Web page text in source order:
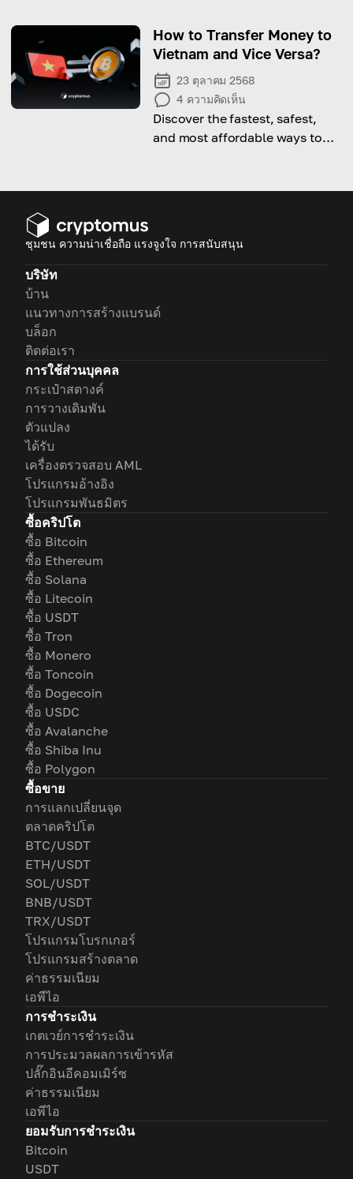
How to Transfer Money to
Vietnam and Vice Versa?
23 ตุลาคม 2568
4 ความคิดเห็น
Discover the fastest, safest,
and most affordable ways to
countries.
ชุมชน ความน่าเชื่อถือ แรงจูงใจ การสนับสนุน
บริษัท
บ้าน
แนวทางการสร้างแบรนด์
บล็อก
ติดต่อเรา
การใช้ส่วนบุคคล
กระเป๋าสตางค์
การวางเดิมพัน
ตัวแปลง
ได้รับ
เครื่องตรวจสอบ AML
โปรแกรมอ้างอิง
โปรแกรมพันธมิตร
ซื้อคริปโต
ซื้อ Bitcoin
ซื้อ Ethereum
ซื้อ Solana
ซื้อ Litecoin
ซื้อ USDT
ซื้อ Tron
ซื้อ Monero
ซื้อ Toncoin
ซื้อ Dogecoin
ซื้อ USDC
ซื้อ Avalanche
ซื้อ Shiba Inu
ซื้อ Polygon
ซื้อขาย
การแลกเปลี่ยนจุด
ตลาดคริปโต
BTC/USDT
ETH/USDT
SOL/USDT
BNB/USDT
TRX/USDT
โปรแกรมโบรกเกอร์
โปรแกรมสร้างตลาด
ค่าธรรมเนียม
เอพีไอ
การชำระเงิน
เกตเวย์การชำระเงิน
การประมวลผลการเข้ารหัส
ปลั๊กอินอีคอมเมิร์ซ
ค่าธรรมเนียม
เอพีไอ
ยอมรับการชำระเงิน
Bitcoin
USDT